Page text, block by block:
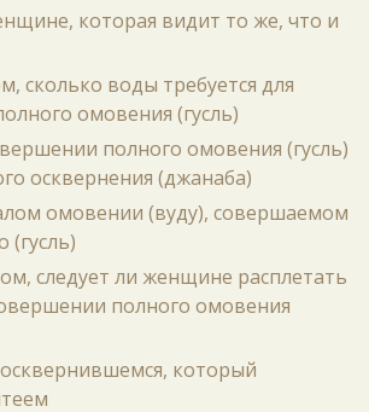
которая видит то же, что и
сколько воды требуется для
омовения (гусль)
полного омовения (гусль)
осквернения (джанаба)
омовении (вуду), совершаемом
(гусль)
следует ли женщине расплетать
полного омовения
осквернившемся, который